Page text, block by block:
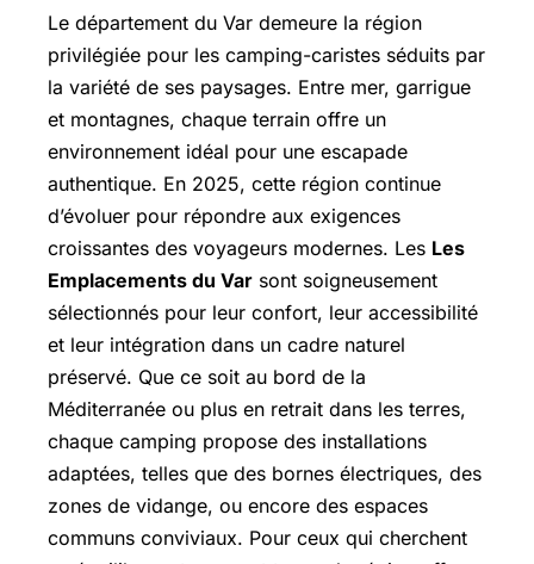
Le département du Var demeure la région
privilégiée pour les camping-caristes séduits par
la variété de ses paysages. Entre mer, garrigue
et montagnes, chaque terrain offre un
environnement idéal pour une escapade
authentique. En 2025, cette région continue
d’évoluer pour répondre aux exigences
croissantes des voyageurs modernes. Les Les
Emplacements du Var sont soigneusement
sélectionnés pour leur confort, leur accessibilité
et leur intégration dans un cadre naturel
préservé. Que ce soit au bord de la
Méditerranée ou plus en retrait dans les terres,
chaque camping propose des installations
adaptées, telles que des bornes électriques, des
zones de vidange, ou encore des espaces
communs conviviaux. Pour ceux qui cherchent